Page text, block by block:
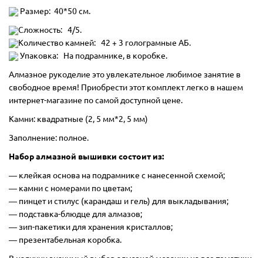
Размер: 40*50 см.
Сложность: 4/5.
Количество камней: 42 + 3 голограмные АБ.
Упаковка: На подрамнике, в коробке.
Алмазное рукоделие это увлекательное любимое занятие в
свободное время! Приобрести этот комплект легко в нашем
интернет-магазине по самой доступной цене.
Камни: квадратные (2, 5 мм*2, 5 мм)
Заполнение: полное.
Набор алмазной вышивки состоит из:
― клейкая основа на подрамнике с нанесенной схемой;
― камни с номерами по цветам;
― пинцет и стилус (карандаш и гель) для выкладывания;
― подставка-блюдце для алмазов;
― зип-пакетики для хранения кристаллов;
― презентабельная коробка.